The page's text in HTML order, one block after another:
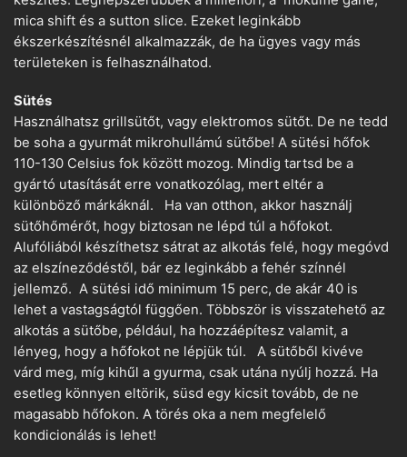
mica shift és a sutton slice. Ezeket leginkább
ékszerkészítésnél alkalmazzák, de ha ügyes vagy más
területeken is felhasználhatod.
Sütés
Használhatsz grillsütőt, vagy elektromos sütőt. De ne tedd
be soha a gyurmát mikrohullámú sütőbe! A sütési hőfok
110-130 Celsius fok között mozog. Mindig tartsd be a
gyártó utasítását erre vonatkozólag, mert eltér a
különböző márkáknál. Ha van otthon, akkor használj
sütőhőmérőt, hogy biztosan ne lépd túl a hőfokot.
Alufóliából készíthetsz sátrat az alkotás felé, hogy megóvd
az elszíneződéstől, bár ez leginkább a fehér színnél
jellemző. A sütési idő minimum 15 perc, de akár 40 is
lehet a vastagságtól függően. Többször is visszatehető az
alkotás a sütőbe, például, ha hozzáépítesz valamit, a
lényeg, hogy a hőfokot ne lépjük túl. A sütőből kivéve
várd meg, míg kihűl a gyurma, csak utána nyúlj hozzá. Ha
esetleg könnyen eltörik, süsd egy kicsit tovább, de ne
magasabb hőfokon. A törés oka a nem megfelelő
kondicionálás is lehet!